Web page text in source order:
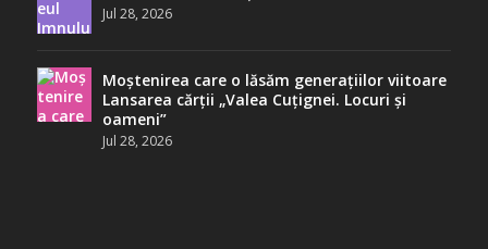
Jul 28, 2026
Moștenirea care o lăsăm generațiilor viitoare
Lansarea cărții „Valea Cuțignei. Locuri și
oameni”
Jul 28, 2026